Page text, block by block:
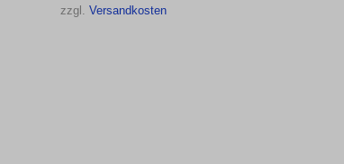
zzgl. Versandkosten